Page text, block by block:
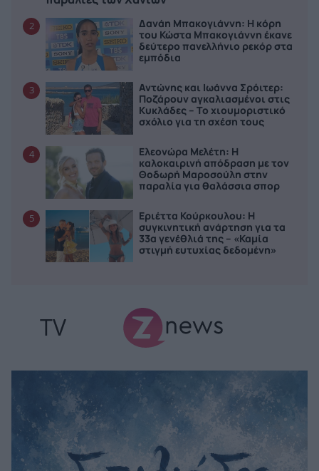
2
Δανάη Μπακογιάννη: Η κόρη
του Κώστα Μπακογιάννη έκανε
δεύτερο πανελλήνιο ρεκόρ στα
εμπόδια
3
Αντώνης και Ιωάννα Σρόιτερ:
Ποζάρουν αγκαλιασμένοι στις
Κυκλάδες – Το χιουμοριστικό
σχόλιο για τη σχέση τους
4
Ελεονώρα Μελέτη: Η
καλοκαιρινή απόδραση με τον
Θοδωρή Μαροσούλη στην
παραλία για θαλάσσια σπορ
5
Εριέττα Κούρκουλου: Η
συγκινητική ανάρτηση για τα
33α γενέθλιά της – «Καμία
στιγμή ευτυχίας δεδομένη»
TV